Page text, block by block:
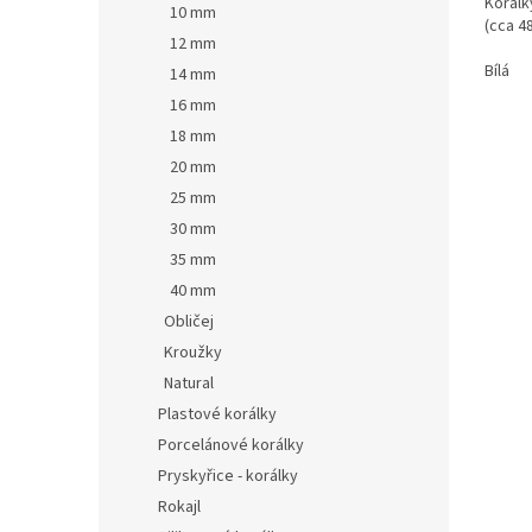
10 mm
12 mm
14 mm
16 mm
18 mm
20 mm
25 mm
30 mm
35 mm
40 mm
Obličej
Kroužky
Natural
Plastové korálky
Porcelánové korálky
Pryskyřice - korálky
Rokajl
(cca
Bílá